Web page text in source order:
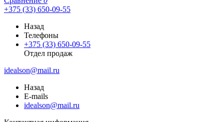
+375 (33) 650-09-55
Назад
Телефоны
+375 (33) 650-09-55
Отдел продаж
idealson@mail.ru
Назад
E-mails
idealson@mail.ru